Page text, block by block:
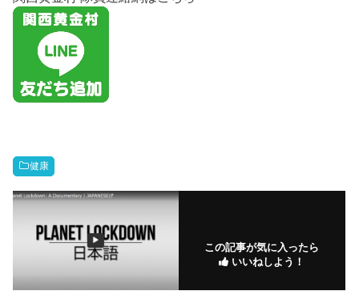
健康
この記事が気に入ったら
いいねしよう！